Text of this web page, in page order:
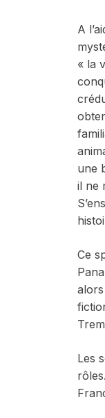
A
« la
une
il ne
Ce
Les